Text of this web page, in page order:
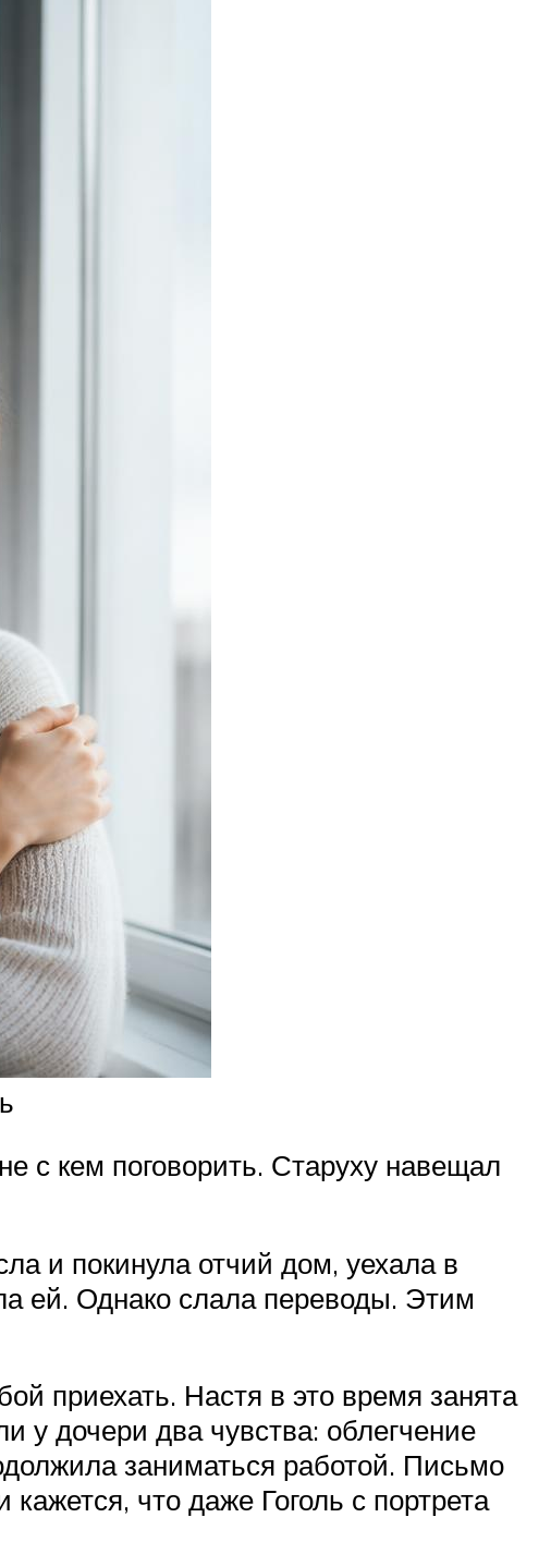
с кем поговорить. Старуху навещал
и покинула отчий дом, уехала в
ей. Однако слала переводы. Этим
приехать. Настя в это время занята
у дочери два чувства: облегчение
заниматься работой. Письмо
что даже Гоголь с портрета